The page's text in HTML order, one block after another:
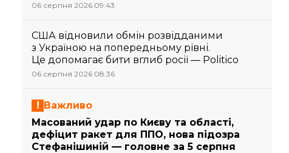
06 серпня 2026 09:43
США відновили обмін розвідданими
з Україною на попередньому рівні.
Це допомагає бити вглиб росії — Politico
06 серпня 2026 08:36
Важливо
Масований удар по Києву та області,
дефіцит ракет для ППО, нова підозра
Стефанішиній — головне за 5 серпня